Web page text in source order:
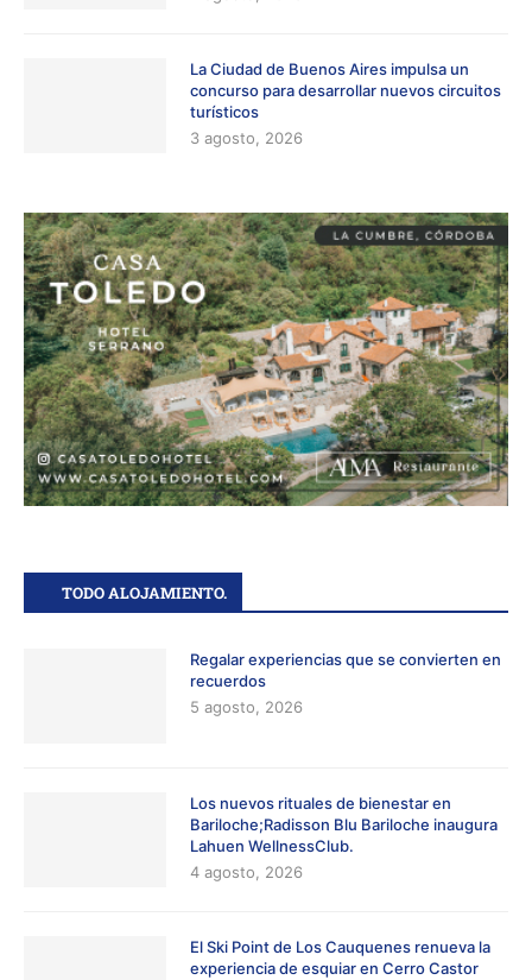
La Ciudad de Buenos Aires impulsa un
concurso para desarrollar nuevos circuitos
turísticos
3 agosto, 2026
TODO ALOJAMIENTO.
Regalar experiencias que se convierten en
recuerdos
5 agosto, 2026
Los nuevos rituales de bienestar en
Bariloche;Radisson Blu Bariloche inaugura
Lahuen WellnessClub.
4 agosto, 2026
El Ski Point de Los Cauquenes renueva la
experiencia de esquiar en Cerro Castor